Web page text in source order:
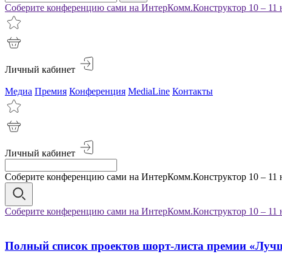
Соберите конференцию сами на ИнтерКомм.Конструктор 10 – 11
Личный кабинет
Медиа Премия Конференция MediaLine Контакты
Личный кабинет
Соберите конференцию сами на ИнтерКомм.Конструктор 10 – 11
Соберите конференцию сами на ИнтерКомм.Конструктор 10 – 11
Полный список проектов шорт-листа премии